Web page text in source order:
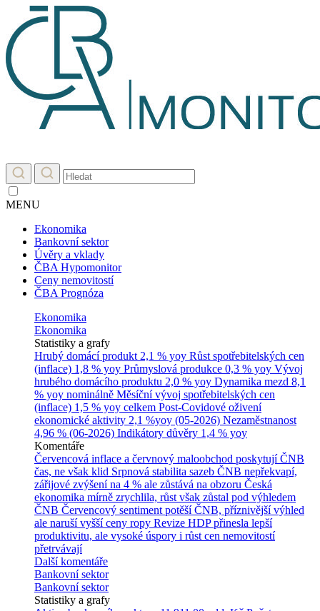
MENU
Ekonomika
Bankovní sektor
Úvěry a vklady
ČBA Hypomonitor
Ceny nemovitostí
ČBA Prognóza
Ekonomika
Ekonomika
Statistiky a grafy
Hrubý domácí produkt 2,1 % yoy Růst spotřebitelských cen
(inflace) 1,8 % yoy Průmyslová produkce 0,3 % yoy Vývoj
hrubého domácího produktu 2,0 % yoy Dynamika mezd 8,1
% yoy nominálně Měsíční vývoj spotřebitelských cen
(inflace) 1,5 % yoy celkem Post-Covidové oživení
ekonomické aktivity 2,1 %yoy (05-2026) Nezaměstnanost
4,96 % (06-2026) Indikátory důvěry 1,4 % yoy
Komentáře
Červencová inflace a červnový maloobchod poskytují ČNB
čas, ne však klid Srpnová stabilita sazeb ČNB nepřekvapí,
zářijové zvýšení na 4 % ale zůstává na obzoru Česká
ekonomika mírně zrychlila, růst však zůstal pod výhledem
ČNB Červencový sentiment potěší ČNB, příznivější výhled
ale naruší vyšší ceny ropy Revize HDP přinesla lepší
produktivitu, ale vysoké úspory i růst cen nemovitostí
přetrvávají
Další komentáře
Bankovní sektor
Bankovní sektor
Statistiky a grafy